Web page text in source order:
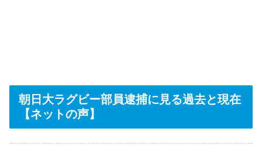
朝日大ラグビー部員逮捕に見る過去と現在
【ネットの声】